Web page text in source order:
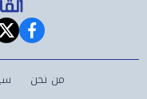
من نحن